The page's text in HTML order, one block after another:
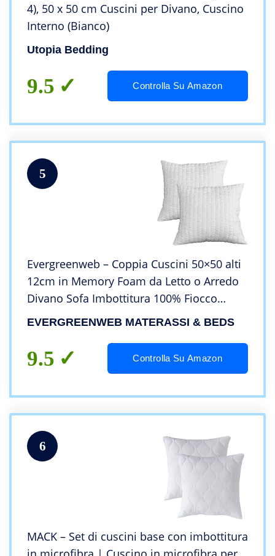
4), 50 x 50 cm Cuscini per Divano, Cuscino
Interno (Bianco)
Utopia Bedding
9.5 Controlla Su Amazon
5
Evergreenweb – Coppia Cuscini 50×50 alti
12cm in Memory Foam da Letto o Arredo
Divano Sofa Imbottitura 100% Fiocco
Morbida effetto Piuma Indeformabile
OFFERTA
EVERGREENWEB MATERASSI & BEDS
9.5 Controlla Su Amazon
6
MACK – Set di cuscini base con imbottitura